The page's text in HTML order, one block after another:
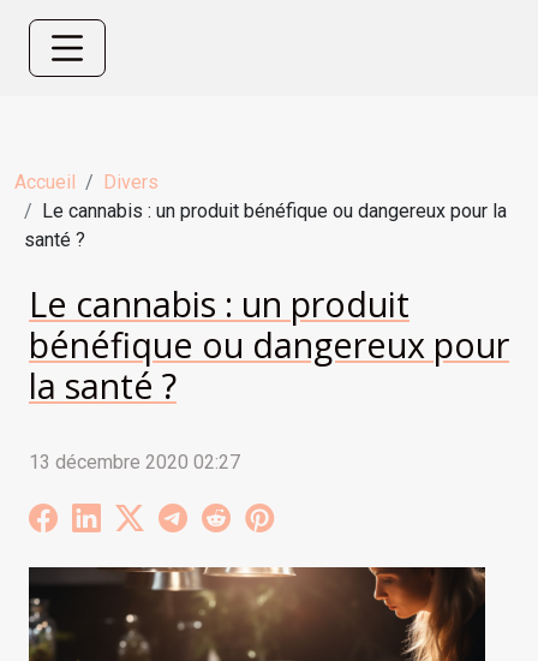
Accueil
Divers
Le cannabis : un produit bénéfique ou dangereux pour la
santé ?
Le cannabis : un produit
bénéfique ou dangereux pour
la santé ?
13 décembre 2020 02:27